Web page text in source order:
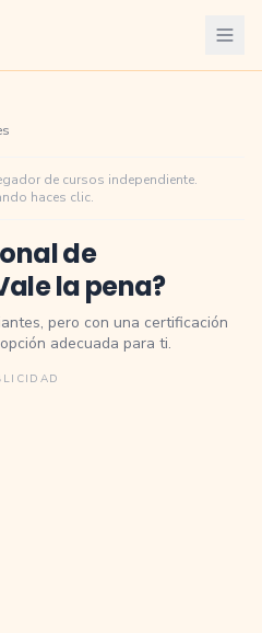
de cursos independiente.
haces clic.
de
la pena?
pero con una certificación
adecuada para ti.